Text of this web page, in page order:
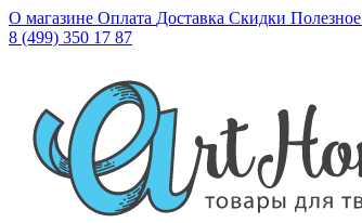
О магазине Оплата Доставка Скидки Полезное
8 (499) 350 17 87